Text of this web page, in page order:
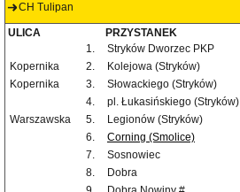
CH Tulipan
ULICA PRZYSTANEK
1.
Stryków Dworzec PKP
Kopernika
2.
Kolejowa (Stryków)
Kopernika
3.
Słowackiego (Stryków)
4.
pl. Łukasińskiego (Stryków)
Warszawska
5.
Legionów (Stryków)
6.
Corning (Smolice)
7.
Sosnowiec
8.
Dobra